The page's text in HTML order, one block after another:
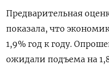
Предварительная
показала, что
1,9% год к году.
ожидали подъема на